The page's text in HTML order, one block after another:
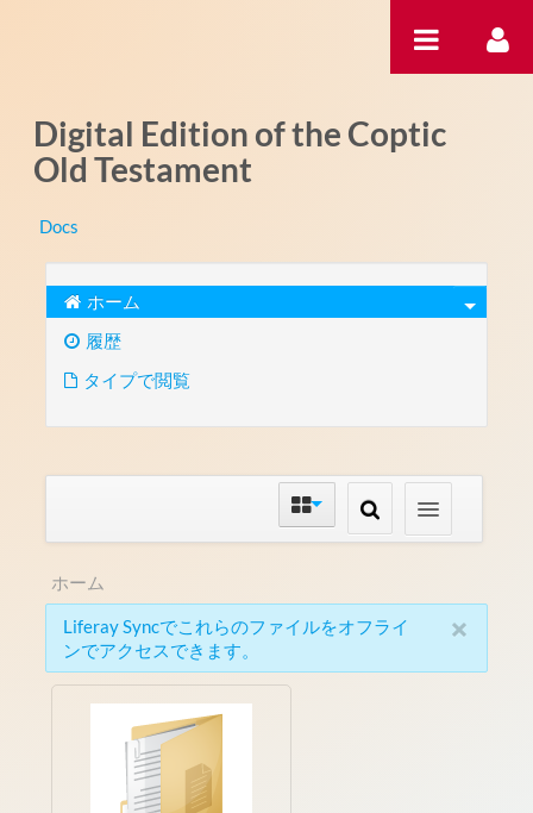
Digital Edition of the Coptic
Old Testament
Docs
ホーム
履歴
タイプで閲覧
ホーム
×
Liferay Syncでこれらのファイルをオフライ
ンでアクセスできます。